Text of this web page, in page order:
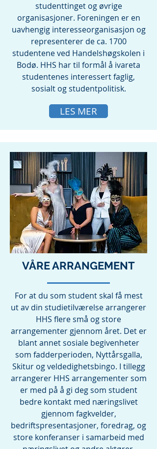
studenttinget og øvrige
organisasjoner. Foreningen er en
uavhengig interesseorganisasjon og
representerer de ca. 1700
studentene ved Handelshøgskolen i
Bodø. HHS har til formål å ivareta
studentenes interessert faglig,
sosialt og studentpolitisk.
LES MER
VÅRE ARRANGEMENT
For at du som student skal få mest
ut av din studietilværelse arrangerer
HHS flere små og store
arrangementer gjennom året. Det er
blant annet sosiale begivenheter
som fadderperioden, Nyttårsgalla,
Skitur og veldedighetsbingo. I tillegg
arrangerer HHS arrangementer som
er med på å gi deg som student
bedre kontakt med næringslivet
gjennom fagkvelder,
bedriftspresentasjoner, foredrag, og
store konferanser i samarbeid med